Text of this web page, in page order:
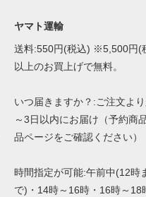
ヤマト運輸
送料:550円(税込) ※5,500円(
以上のお買上げで無料。
いつ届きますか？:ご注文よ
～3日以内にお届け（予約商
品ページをご確認ください）
時間指定が可能:午前中(12時
で)・14時～16時・16時～18